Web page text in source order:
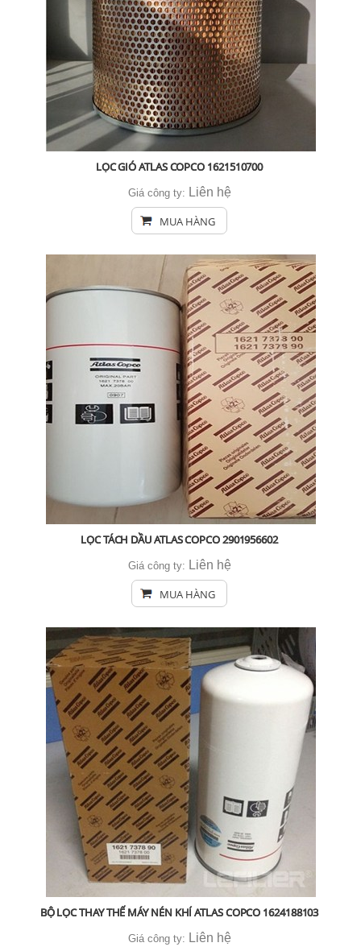
LỌC GIÓ ATLAS COPCO 1621510700
Giá công ty: Liên hệ
MUA HÀNG
LỌC TÁCH DẦU ATLAS COPCO 2901956602
Giá công ty: Liên hệ
MUA HÀNG
BỘ LỌC THAY THẾ MÁY NÉN KHÍ ATLAS COPCO 1624188103
Giá công ty: Liên hệ